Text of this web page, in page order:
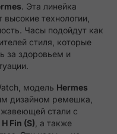
. Эта линейка
технологии,
Часы подойдут как
стиля, которые
за здоровьем и
модель Hermes
дизайном ремешка,
стали с
Fin (S) , а также